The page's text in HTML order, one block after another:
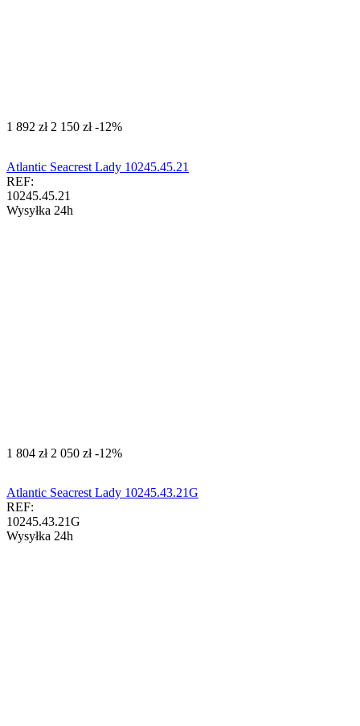
‍1 892‍ zł ‍2 150‍ zł -12%
Atlantic Seacrest Lady 10245.45.21
REF:
10245.45.21
Wysyłka 24h
‍1 804‍ zł ‍2 050‍ zł -12%
Atlantic Seacrest Lady 10245.43.21G
REF:
10245.43.21G
Wysyłka 24h